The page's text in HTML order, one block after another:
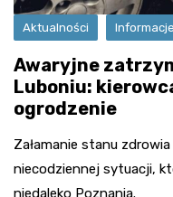
Aktualności Informacje
Awaryjne
Luboniu:
ogrodzenie
Załamanie stanu
niecodziennej sytuacji,